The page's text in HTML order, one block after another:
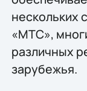
нескольких
«МТС»,
различных
зарубежья.